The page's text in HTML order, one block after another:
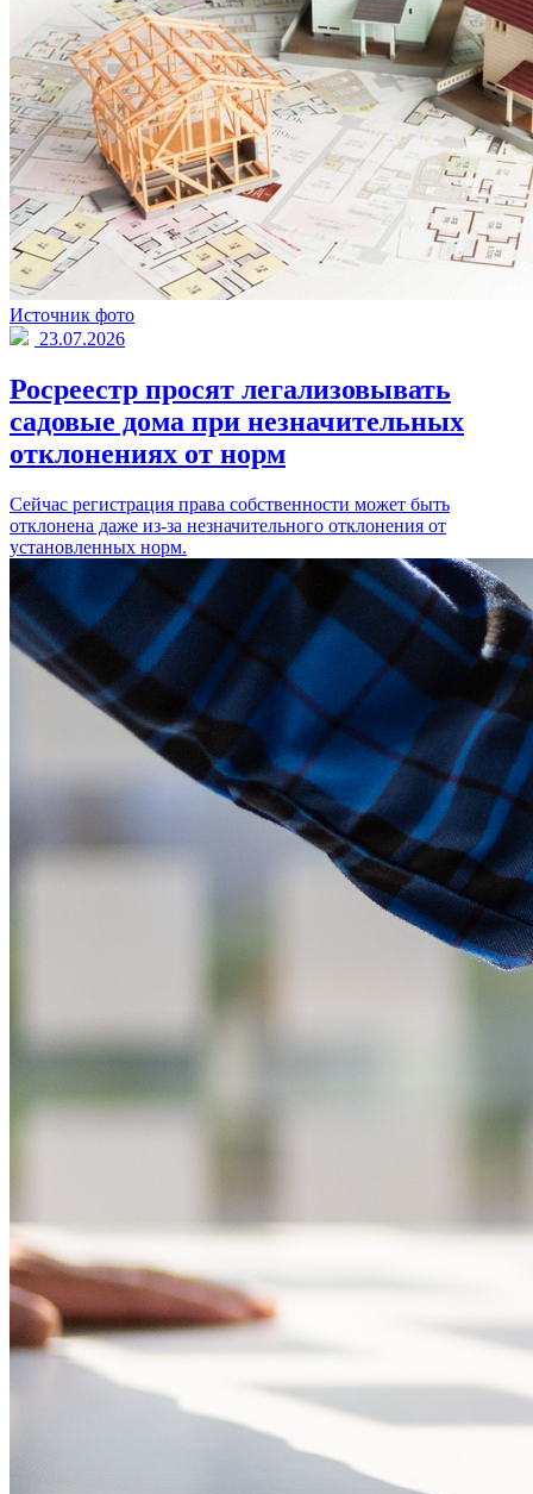
Источник фото
23.07.2026
Росреестр просят легализовывать
садовые дома при незначительных
отклонениях от норм
Сейчас регистрация права собственности может быть
отклонена даже из-за незначительного отклонения от
установленных норм.